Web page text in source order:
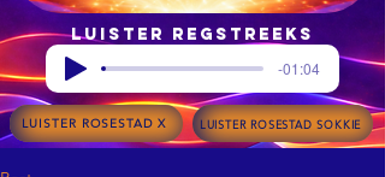
Luister regstreeks
-01:04
LUISTER ROSESTAD X LUISTER ROSESTAD SOKKIE